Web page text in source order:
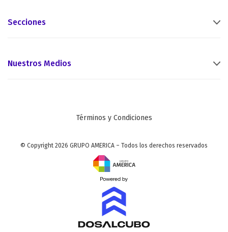
Secciones
Nuestros Medios
Términos y Condiciones
© Copyright 2026 GRUPO AMERICA – Todos los derechos reservados